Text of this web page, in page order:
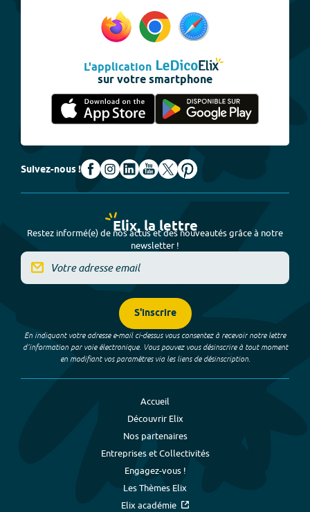
L'application
sur votre smartphone
Suivez-nous !
Elix, la lettre
Restez informé(e) de nos actus et des nouveautés grâce à notre
newsletter !
S'inscrire
En indiquant votre adresse e-mail ci-dessus vous consentez à recevoir notre lettre
d’information par voie électronique. Vous pouvez vous désinscrire à tout moment
en modifiant vos paramètres via les liens de désinscription.
Accueil
Découvrir Elix
Nos partenaires
Entreprises et Collectivités
Engagez-vous !
Les Thèmes Elix
Elix académie